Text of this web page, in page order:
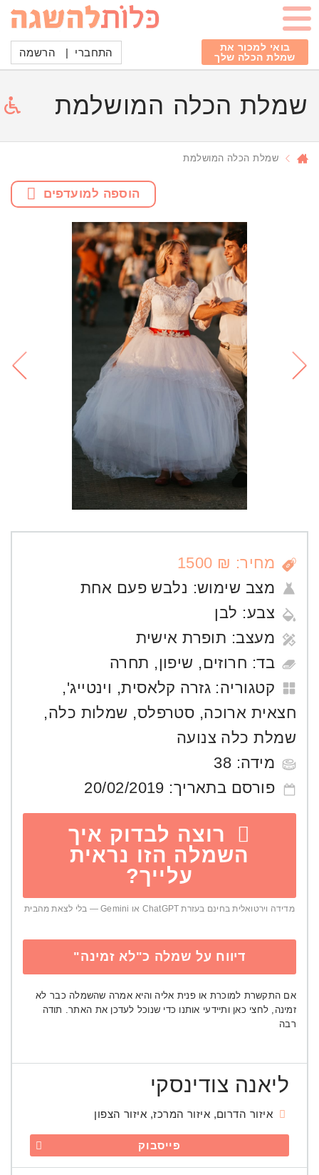
בואי למכור את
שמלת הכלה שלך
התחברי | הרשמה
שמלת הכלה המושלמת
שמלת הכלה המושלמת
הוספה למועדפים
מחיר: ₪ 1500
מצב שימוש: נלבש פעם אחת
צבע: לבן
מעצב: תופרת אישית
בד: חרוזים, שיפון, תחרה
קטגוריה: גזרה קלאסית, וינטייג',
חצאית ארוכה, סטרפלס, שמלות כלה,
שמלת כלה צנועה
מידה: 38
פורסם בתאריך: 20/02/2019
רוצה לבדוק איך
השמלה הזו נראית
עלייך?
מדידה וירטואלית בחינם בעזרת ChatGPT או Gemini — בלי לצאת מהבית
דיווח על שמלה כ"לא זמינה"
אם התקשרת למוכרת או פנית אליה והיא אמרה שהשמלה כבר לא
זמינה, לחצי כאן ותיידעי אותנו כדי שנוכל לעדכן את האתר. תודה
רבה
ליאנה צודינסקי
איזור הדרום, איזור המרכז, איזור הצפון
פייסבוק